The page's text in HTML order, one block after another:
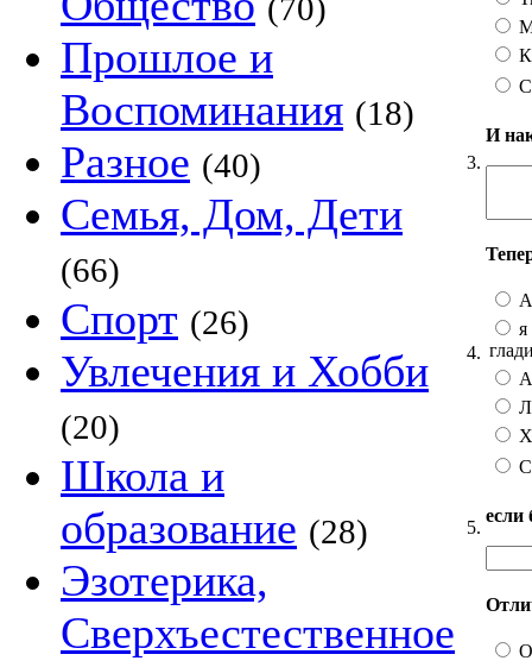
(70)
Прошлое и
Воспоминания (18)
Разное (40)
Семья, Дом, Дети
(66)
Спорт (26)
Увлечения и Хобби
(20)
Школа и
образование (28)
Эзотерика,
Сверхъестественное
3.
И
4.
я
5.
если